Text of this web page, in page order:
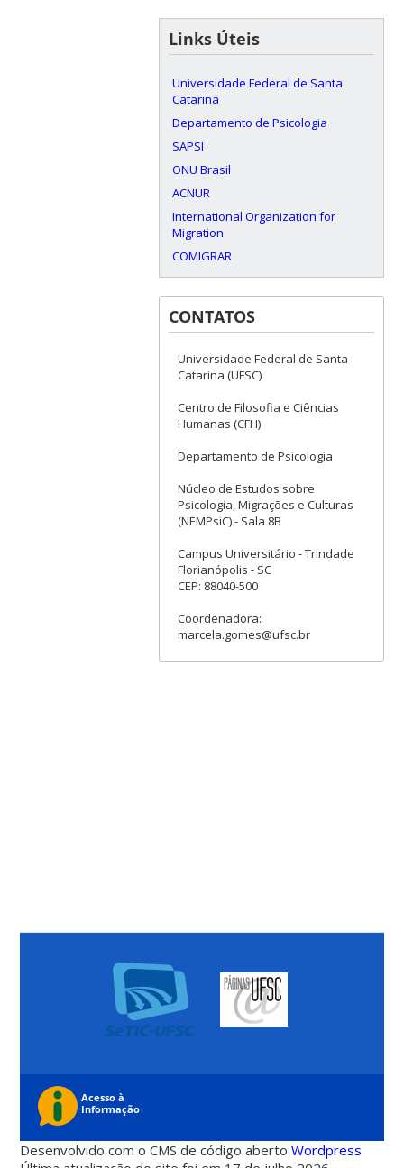
Links Úteis
Universidade Federal de Santa
Catarina
Departamento de Psicologia
SAPSI
ONU Brasil
ACNUR
International Organization for
Migration
COMIGRAR
CONTATOS
Universidade Federal de Santa
Catarina (UFSC)
Centro de Filosofia e Ciências
Humanas (CFH)
Departamento de Psicologia
Núcleo de Estudos sobre
Psicologia, Migrações e Culturas
(NEMPsiC) - Sala 8B
Campus Universitário - Trindade
Florianópolis - SC
CEP: 88040-500
Coordenadora:
marcela.gomes@ufsc.br
Desenvolvido com o CMS de código abertoWordpress